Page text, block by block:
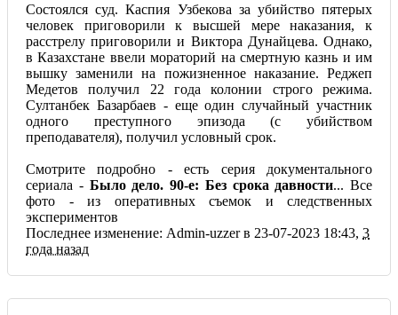
Состоялся суд. Каспия Узбекова за убийство пятерых
человек приговорили к высшей мере наказания, к
расстрелу приговорили и Виктора Дунайцева. Однако,
в Казахстане ввели мораторий на смертную казнь и им
вышку заменили на пожизненное наказание. Реджеп
Медетов получил 22 года колонии строго режима.
Султанбек Базарбаев - еще один случайный участник
одного преступного эпизода (с убийством
преподавателя), получил условный срок.
Смотрите подробно - есть серия документального
сериала - Было дело. 90-е: Без срока давности... Все
фото - из оперативных съемок и следственных
экспериментов
Последнее изменение: Admin-uzzer в 23-07-2023 18:43, 3
года назад